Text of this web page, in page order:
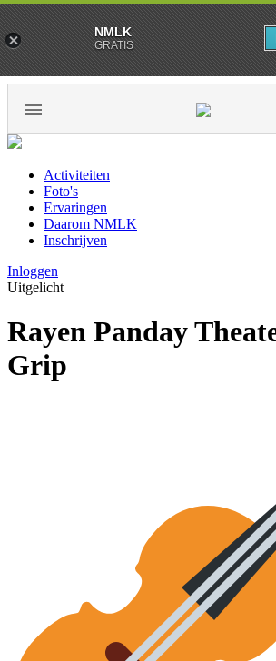
Activiteiten
Foto's
Ervaringen
Daarom NMLK
Inschrijven
Inloggen
Uitgelicht
Rayen Panday
Grip
NMLK
GRATIS